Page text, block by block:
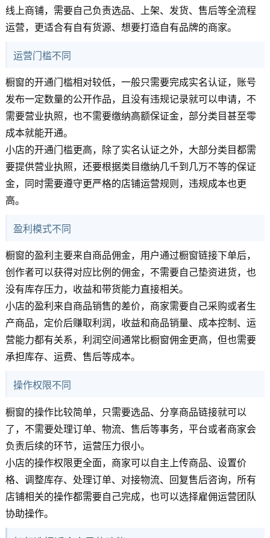
线上商铺，需要自己负责选品、上架、发货、售后等全流程
运营，更适合有自有货源、想要打造自有品牌的商家。
运营门槛不同
橱窗的开通门槛相对较低，一般只需要完成实名认证，账号
发布一定数量的公开作品，且没有违规记录就可以申请，不
需要营业执照，也不需要缴纳高额保证金，部分类目甚至零
成本就能开通。
小店的开通门槛更高，除了实名认证之外，大部分类目都需
要提供营业执照，还要根据类目缴纳几千到几万不等的保证
金，同时需要遵守更严格的店铺运营规则，违规成本也更
高。
盈利模式不同
橱窗的盈利主要来自商品佣金，用户通过橱窗链接下单后，
创作者可以获得对应比例的佣金，不需要自己垫资进货，也
没有库存压力，收益和带货能力直接相关。
小店的盈利来自商品销售的差价，商家需要自己采购或者生
产商品，定价后赚取利润，收益和商品销量、成本控制、运
营能力都有关系，利润空间通常比橱窗佣金更高，但也需要
承担库存、运费、售后等成本。
操作权限不同
橱窗的操作比较简单，只需要选品、分享商品链接就可以
了，不需要处理订单、物流、售后等事务，平台或者商家会
负责后续的环节，运营压力很小。
小店的操作权限更全面，商家可以自主上传商品、设置价
格、调整库存、处理订单、对接物流、回复售后咨询，所有
店铺相关的操作都需要自己完成，也可以选择雇佣运营团队
协助操作。